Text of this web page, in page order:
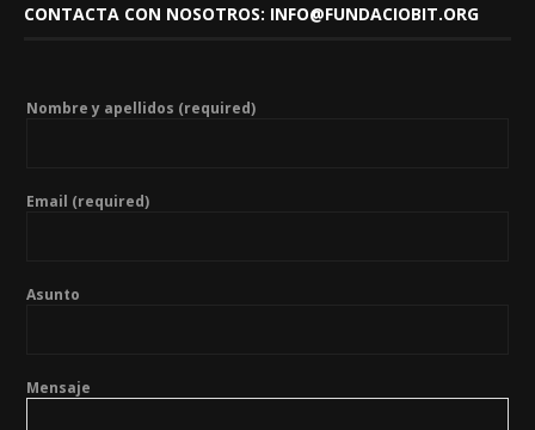
CONTACTA CON NOSOTROS: INFO@FUNDACIOBIT.ORG
Nombre y apellidos (required)
Email (required)
Asunto
Mensaje